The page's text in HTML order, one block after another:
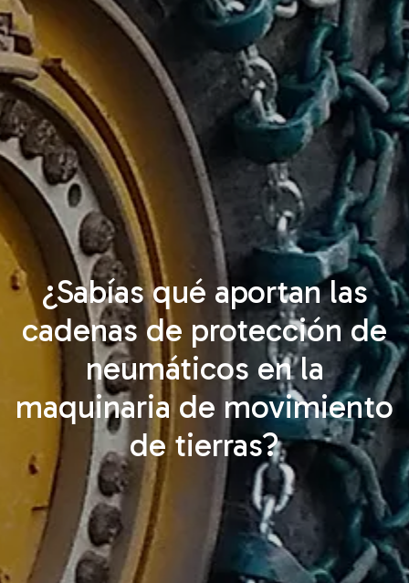
¿Sabías qué aportan las
cadenas de protección de
neumáticos en la
maquinaria de movimiento
de tierras?